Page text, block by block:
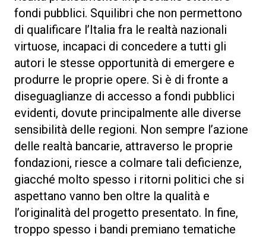
fondi pubblici. Squilibri che non permettono
di qualificare l’Italia fra le realtà nazionali
virtuose, incapaci di concedere a tutti gli
autori le stesse opportunità di emergere e
produrre le proprie opere. Si è di fronte a
diseguaglianze di accesso a fondi pubblici
evidenti, dovute principalmente alle diverse
sensibilità delle regioni. Non sempre l’azione
delle realtà bancarie, attraverso le proprie
fondazioni, riesce a colmare tali deficienze,
giacché molto spesso i ritorni politici che si
aspettano vanno ben oltre la qualità e
l’originalità del progetto presentato. In fine,
troppo spesso i bandi premiano tematiche